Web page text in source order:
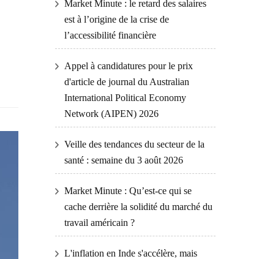
Market Minute : le retard des salaires
est à l’origine de la crise de
l’accessibilité financière
Appel à candidatures pour le prix
d'article de journal du Australian
International Political Economy
Network (AIPEN) 2026
Veille des tendances du secteur de la
santé : semaine du 3 août 2026
Market Minute : Qu’est-ce qui se
cache derrière la solidité du marché du
travail américain ?
L'inflation en Inde s'accélère, mais